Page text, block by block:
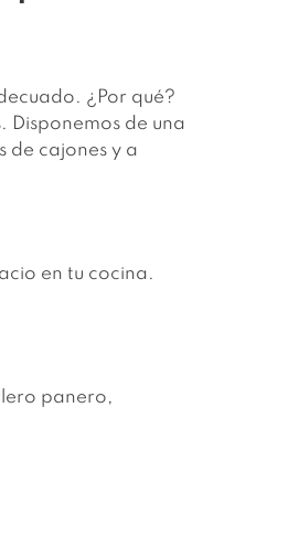
¿Por qué?
Disponemos de una
de cajones y a
en tu cocina.
panero,